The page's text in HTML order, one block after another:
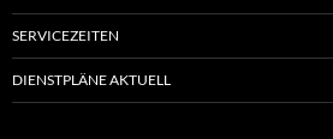
SERVICEZEITEN
DIENSTPLÄNE AKTUELL